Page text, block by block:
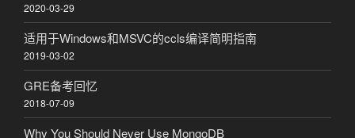
2020-03-29
适用于Windows和MSVC的ccls编译简明指南
2019-03-02
GRE备考回忆
2018-07-09
Why You Should Never Use MongoDB